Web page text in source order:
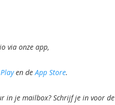
via onze app,
en deApp Store.
in je mailbox? Schrijf je in voor de